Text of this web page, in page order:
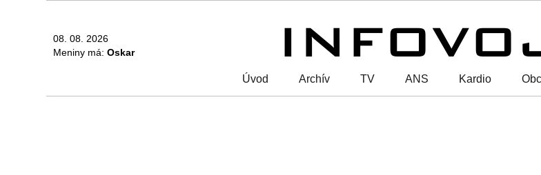
08. 08. 2026
Meniny má: Oskar
Úvod Archív TV ANS Kardio